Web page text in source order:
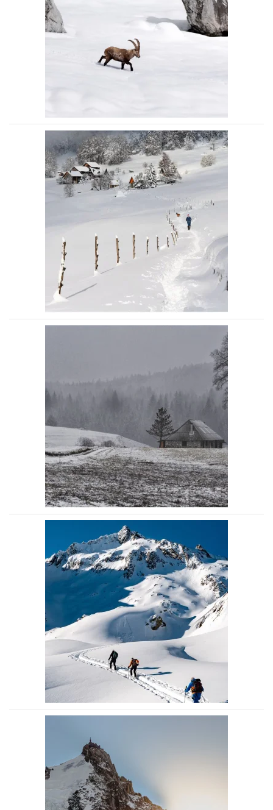
Voir la photo
Voir la photo
Voir la photo
Voir la photo